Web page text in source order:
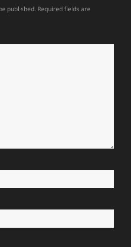
published. Required fields are